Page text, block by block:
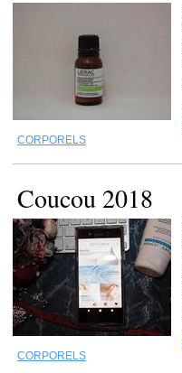
CORPORELS
Coucou 2018
CORPORELS